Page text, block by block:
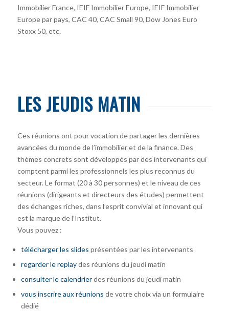
Immobilier France, IEIF Immobilier Europe, IEIF Immobilier
Europe par pays, CAC 40, CAC Small 90, Dow Jones Euro
Stoxx 50, etc.
LES JEUDIS MATIN
Ces réunions ont pour vocation de partager les dernières
avancées du monde de l’immobilier et de la finance. Des
thèmes concrets sont développés par des intervenants qui
comptent parmi les professionnels les plus reconnus du
secteur. Le format (20 à 30 personnes) et le niveau de ces
réunions (dirigeants et directeurs des études) permettent
des échanges riches, dans l’esprit convivial et innovant qui
est la marque de l’Institut.
Vous pouvez :
télécharger les slides présentées par les intervenants
regarder le replaydes réunions du jeudi matin
consulter le calendrierdes réunions du jeudi matin
vous inscrire aux réunions de votre choix via un formulaire
dédié